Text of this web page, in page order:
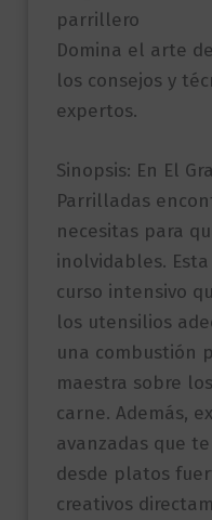
parrillero
Domina el arte
los consejos y
expertos.
Sinopsis: En El
Parrilladas
necesitas para
inolvidables.
curso intensivo
los utensilios
una combustión
maestra sobre
carne. Además,
avanzadas que
desde platos
creativos